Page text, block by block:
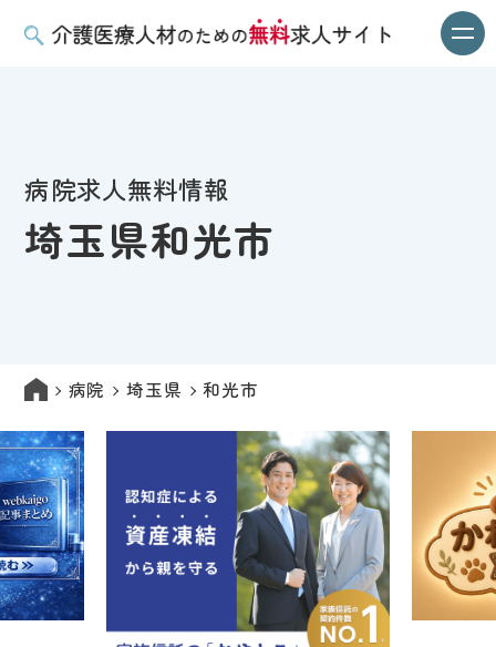
病院求人無料情報
埼玉県和光市
病院 埼玉県 和光市